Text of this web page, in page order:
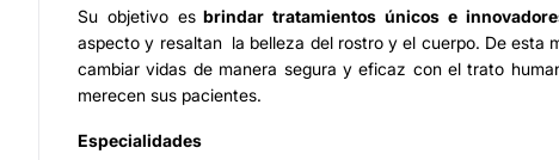
Su objetivo esbrindar tratamientos únicos e
aspecto y resaltan la belleza del rostro y el cuerpo. De esta
cambiar vidas de manera segura y eficaz con el trato
merecen sus pacientes.
Especialidades